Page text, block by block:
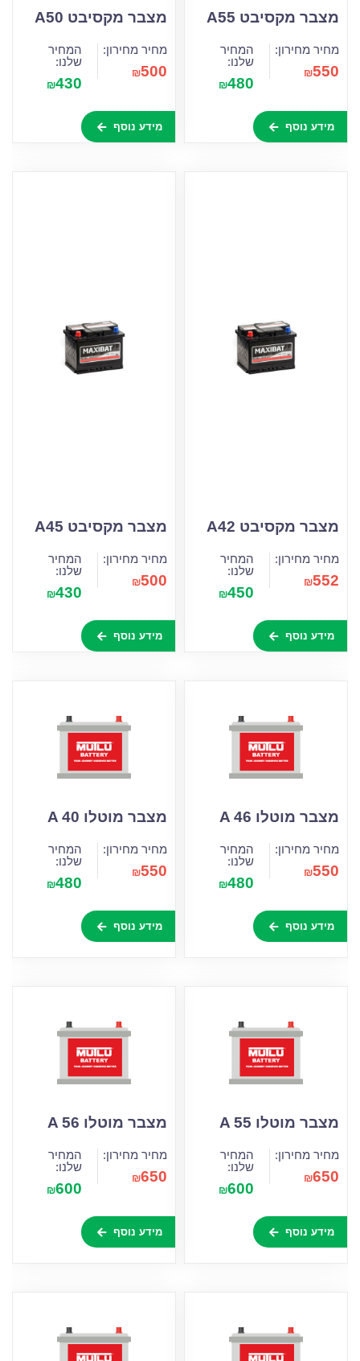
מצבר מקסיבט A55
מחיר מחירון:
₪550
המחיר
שלנו:
₪480
מידע נוסף
מצבר מקסיבט A50
מחיר מחירון:
₪500
המחיר
שלנו:
₪430
מידע נוסף
מצבר מקסיבט A42
מחיר מחירון:
₪552
המחיר
שלנו:
₪450
מידע נוסף
מצבר מקסיבט A45
מחיר מחירון:
₪500
המחיר
שלנו:
₪430
מידע נוסף
מצבר מוטלו A 46
מחיר מחירון:
₪550
המחיר
שלנו:
₪480
מידע נוסף
מצבר מוטלו A 40
מחיר מחירון:
₪550
המחיר
שלנו:
₪480
מידע נוסף
מצבר מוטלו A 55
מחיר מחירון:
₪650
המחיר
שלנו:
₪600
מידע נוסף
מצבר מוטלו A 56
מחיר מחירון:
₪650
המחיר
שלנו:
₪600
מידע נוסף